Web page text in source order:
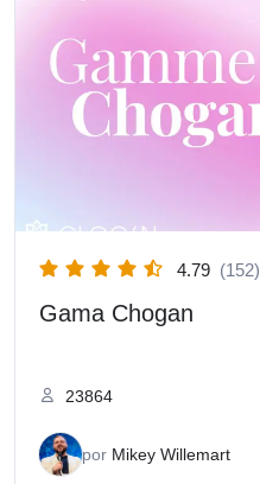
4.79 (152)
Gama Chogan
23864
por Mikey Willemart